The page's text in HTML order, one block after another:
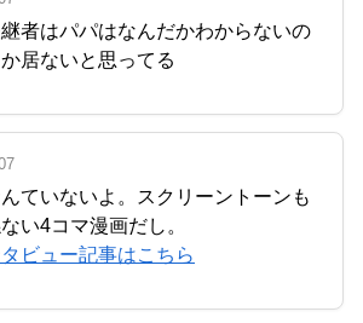
者はパパはなんだかわからないの
居ないと思ってる
ていないよ。スクリーントーンも
い4コマ漫画だし。
ビュー記事はこちら